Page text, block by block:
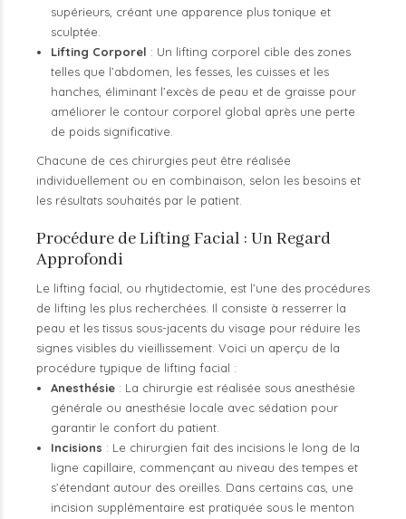
supérieurs, créant une apparence plus tonique et
sculptée.
Lifting Corporel : Un lifting corporel cible des zones
telles que l’abdomen, les fesses, les cuisses et les
hanches, éliminant l’excès de peau et de graisse pour
améliorer le contour corporel global après une perte
de poids significative.
Chacune de ces chirurgies peut être réalisée
individuellement ou en combinaison, selon les besoins et
les résultats souhaités par le patient.
Procédure de Lifting Facial : Un Regard
Approfondi
Le lifting facial, ou rhytidectomie, est l’une des procédures
de lifting les plus recherchées. Il consiste à resserrer la
peau et les tissus sous-jacents du visage pour réduire les
signes visibles du vieillissement. Voici un aperçu de la
procédure typique de lifting facial :
Anesthésie: La chirurgie est réalisée sous anesthésie
générale ou anesthésie locale avec sédation pour
garantir le confort du patient.
Incisions : Le chirurgien fait des incisions le long de la
ligne capillaire, commençant au niveau des tempes et
s’étendant autour des oreilles. Dans certains cas, une
incision supplémentaire est pratiquée sous le menton